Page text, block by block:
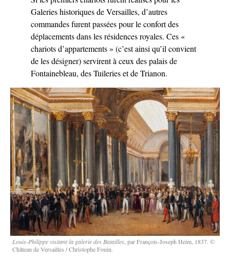
Galeries historiques de Versailles, d’autres
commandes furent passées pour le confort des
déplacements dans les résidences royales. Ces «
chariots d’appartements » (c’est ainsi qu’il convient
de les désigner) servirent à ceux des palais de
Fontainebleau, des Tuileries et de Trianon.
Louis-Philippe visitant la galerie des Batailles , par François-Joseph Heim, 1837. ©
Château de Versailles / Christophe Fouin.